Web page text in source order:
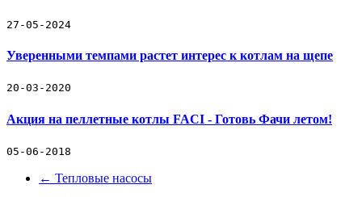
27-05-2024
Уверенными темпами растет интерес к котлам на щепе
20-03-2020
Акция на пеллетные котлы FACI - Готовь Фачи летом!
05-06-2018
← Тепловые насосы